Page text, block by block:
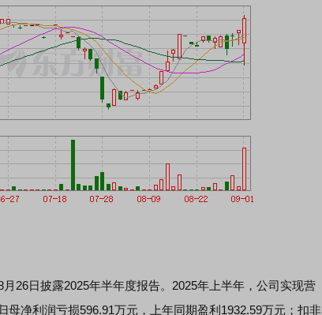
8月26日披露2025年半年度报告。2025年上半年，公司实现营
母净利润亏损596.91万元，上年同期盈利1932.59万元；扣非